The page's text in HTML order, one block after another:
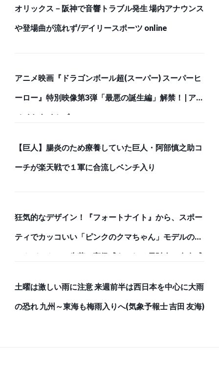
オリックス－阪神で音響トラブル発生 場内アナウンス
や登場曲が流れず/デイリースポーツ online
アニメ映画『ドラゴンボール超(スーパー) スーパーヒ
ーロー』特別映像第3弾「最悪の誕生編」解禁！ | アニ
メイトタイムズ
【巨人】腸炎のため療養していた巨人・阿部慎之助コ
ーチが楽天戦で１軍に合流しベンチ入り
狂気的なデザイン！『フォートナイト』から、スポー
ティでカッコいい「ピンクのクマちゃん」モデルのバ
ックパックと、牛革で高級感あふれる長財布で存在感
土曜は激しい雨に注意 来週前半は西日本を中心に大雨
の恐れ 九州～東海も梅雨入りへ(気象予報士 吉田 友海)